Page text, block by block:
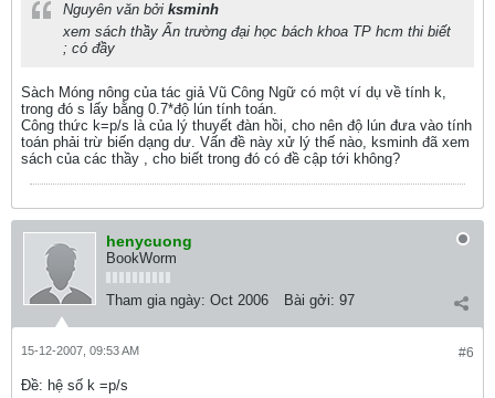
Nguyên văn bởi ksminh
xem sách thầy Ẩn trường đại học bách khoa TP hcm thi biết
; có đầy
Sàch Móng nông của tác giả Vũ Công Ngữ có một ví dụ về tính k,
trong đó s lấy bằng 0.7*độ lún tính toán.
Công thức k=p/s là của lý thuyết đàn hồi, cho nên độ lún đưa vào tính
toán phải trừ biến dạng dư. Vấn đề này xử lý thế nào, ksminh đã xem
sách của các thầy , cho biết trong đó có đề cập tới không?
henycuong
BookWorm
Tham gia ngày: Oct 2006 Bài gởi: 97
#6
15-12-2007, 09:53 AM
Ðề: hệ số k =p/s